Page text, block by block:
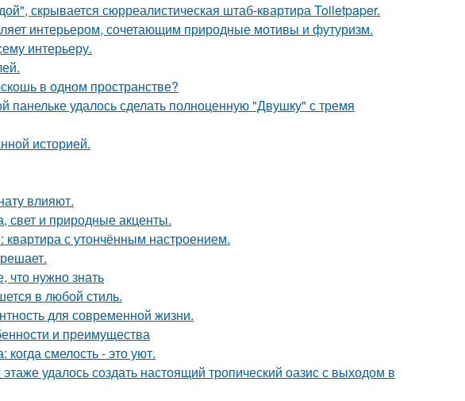
скрывается сюрреалистическая штаб-квартира Toiletpaper.
интерьером, сочетающим природные мотивы и футуризм.
интерьеру.
в одном пространстве?
панельке удалось сделать полноценную "Двушку" с тремя
историей.
влияют.
свет и природные акценты.
с утончённым настроением.
что нужно знать
в любой стиль.
для современной жизни.
и преимущества
смелость - это уют.
удалось создать настоящий тропический оазис с выходом в